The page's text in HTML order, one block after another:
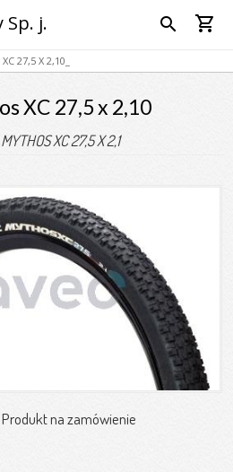
Sp. j. search shopping_cart
27,5 X 2,10_
XC 27,5 x 2,10
XC 27,5 X 2,1
Produkt na zamówienie